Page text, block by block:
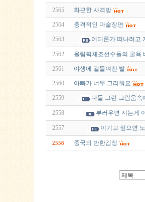
2565 화끈한 사격방
2564 충격적인 마술장면
2563 어디론가 떠나려고
2562 올림픽체조선수들의 굴욕
2561 야생에 길들여진 발
2560 아빠가 너무 그리워요
2559 다들 그런 그림움
2558 부러우면 지는게
2557 이기고 싶으면
2556 중국의 반한감정